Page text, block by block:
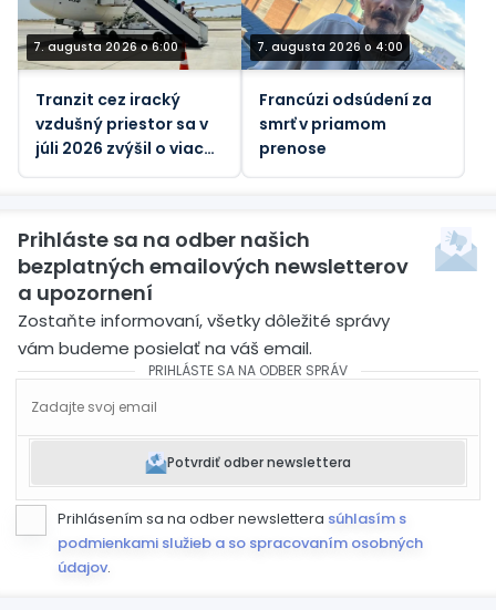
7. augusta 2026 o 6:00
Tranzit cez iracký
vzdušný priestor sa v
júli 2026 zvýšil o viac
7. augusta 2026 o 4:00
Francúzi odsúdení za
smrť v priamom
prenose
Prihláste sa na odber našich
bezplatných emailových newsletterov
a upozornení
Zostaňte informovaní, všetky dôležité správy
vám budeme posielať na váš email.
PRIHLÁSTE SA NA ODBER SPRÁV
Potvrdiť odber newslettera
Prihlásením sa na odber newslettera súhlasím s
podmienkami služieb a so spracovaním osobných
údajov.